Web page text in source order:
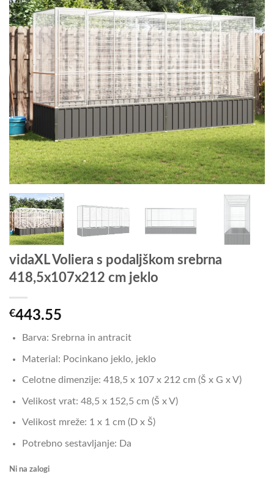
vidaXL Voliera s podaljškom srebrna
418,5x107x212 cm jeklo
€443.55
Barva: Srebrna in antracit
Material: Pocinkano jeklo, jeklo
Celotne dimenzije: 418,5 x 107 x 212 cm (Š x G x V)
Velikost vrat: 48,5 x 152,5 cm (Š x V)
Velikost mreže: 1 x 1 cm (D x Š)
Potrebno sestavljanje: Da
Ni na zalogi